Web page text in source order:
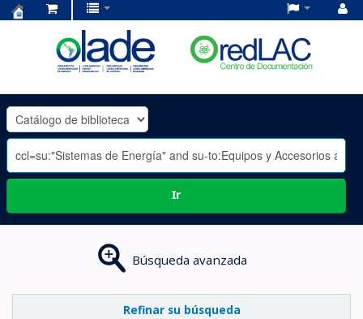
OLADE
-
Ir
Búsqueda avanzada
Refinar su búsqueda